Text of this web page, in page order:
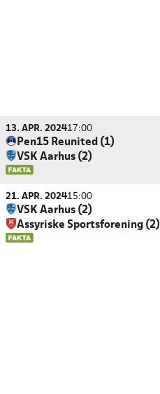
13. APR. 202417:00
Pen15 Reunited (1)
VSK Aarhus (2)
21. APR. 202415:00
VSK Aarhus (2)
Assyriske Sportsforening (2)